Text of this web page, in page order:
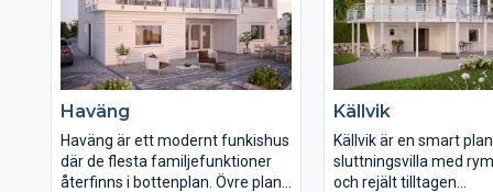
övernattande gäster. Utrustat
med flera bra
förvaringsmöjligheter och en stor
funktionell tvättstuga gör det till
ett mycket praktiskt hus.
Haväng
Haväng är ett modernt funkishus
där de flesta familjefunktioner
återfinns i bottenplan. Övre plan
Källvik
Källvik är en smart
sluttningsvilla med
och rejält tilltagen